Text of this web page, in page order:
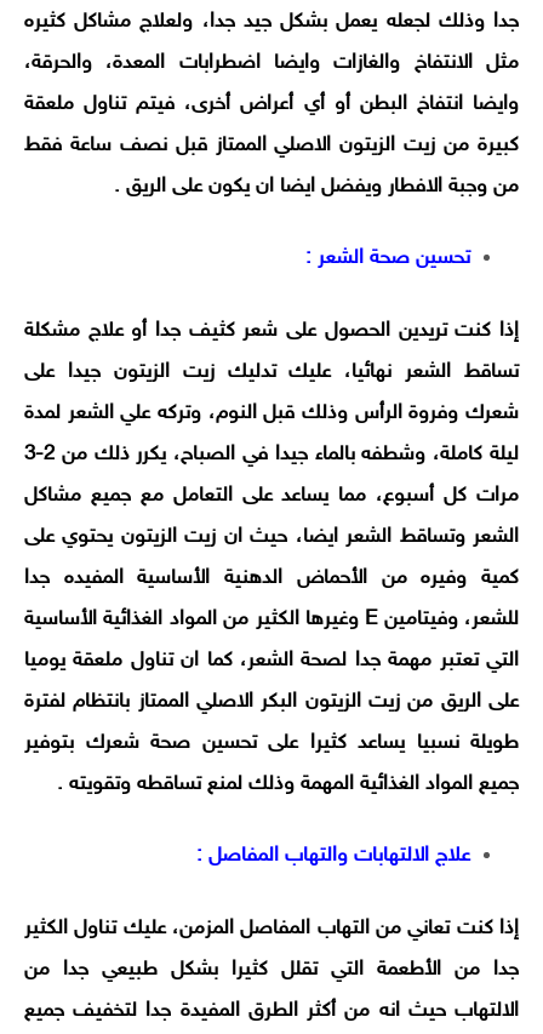
جدا وذلك لجعله يعمل بشكل جيد جدا، ولعلاج مشاكل كثيره
مثل الانتفاخ والغازات وايضا اضطرابات المعدة، والحرقة،
وايضا انتفاخ البطن أو أي أعراض أخرى، فيتم تناول ملعقة
كبيرة من زيت الزيتون الاصلي الممتاز قبل نصف ساعة فقط
من وجبة الافطار ويفضل ايضا ان يكون على الريق .
تحسين صحة الشعر :
إذا كنت تريدين الحصول على شعر كثيف جدا أو علاج مشكلة
تساقط الشعر نهائيا، عليك تدليك زيت الزيتون جيدا على
شعرك وفروة الرأس وذلك قبل النوم، وتركه علي الشعر لمدة
ليلة كاملة، وشطفه بالماء جيدا في الصباح، يكرر ذلك من 2-3
مرات كل أسبوع، مما يساعد على التعامل مع جميع مشاكل
الشعر وتساقط الشعر ايضا، حيث ان زيت الزيتون يحتوي على
كمية وفيره من الأحماض الدهنية الأساسية المفيده جدا
للشعر، وفيتامين E وغيرها الكثير من المواد الغذائية الأساسية
التي تعتبر مهمة جدا لصحة الشعر، كما ان تناول ملعقة يوميا
على الريق من زيت الزيتون البكر الاصلي الممتاز بانتظام لفترة
طويلة نسبيا يساعد كثيرا على تحسين صحة شعرك بتوفير
جميع المواد الغذائية المهمة وذلك لمنع تساقطه وتقويته .
علاج الالتهابات والتهاب المفاصل :
إذا كنت تعاني من التهاب المفاصل المزمن، عليك تناول الكثير
جدا من الأطعمة التي تقلل كثيرا بشكل طبيعي جدا من
الالتهاب حيث انه من أكثر الطرق المفيدة جدا لتخفيف جميع